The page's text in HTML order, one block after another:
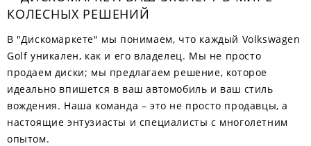
КОЛЕСНЫХ РЕШЕНИЙ
В "Дискомаркете" мы понимаем, что каждый Volkswagen
Golf уникален, как и его владелец. Мы не просто
продаем диски; мы предлагаем решение, которое
идеально впишется в ваш автомобиль и ваш стиль
вождения. Наша команда – это не просто продавцы, а
настоящие энтузиасты и специалисты с многолетним
опытом.